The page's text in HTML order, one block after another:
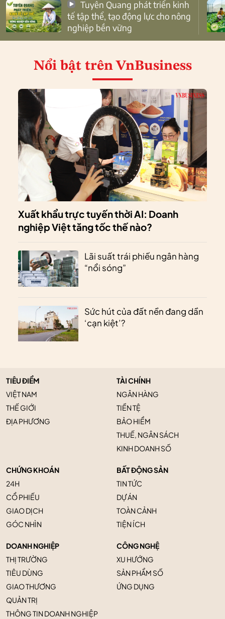
tế tập thể, tạo động lực cho nông
nghiệp bền vững
Nổi bật trên VnBusiness
Xuất khẩu trực tuyến thời AI: Doanh
nghiệp Việt tăng tốc thế nào?
Lãi suất trái phiếu ngân hàng
“nổi sóng”
Sức hút của đất nền đang dần
‘cạn kiệt’?
TIÊU ĐIỂM
VIỆT NAM
THẾ GIỚI
ĐỊA PHƯƠNG
TÀI CHÍNH
NGÂN HÀNG
TIỀN TỆ
BẢO HIỂM
THUẾ, NGÂN SÁCH
KINH DOANH SỐ
CHỨNG KHOÁN
24H
CỔ PHIẾU
GIAO DỊCH
GÓC NHÌN
BẤT ĐỘNG SẢN
TIN TỨC
DỰ ÁN
TOÀN CẢNH
TIỆN ÍCH
DOANH NGHIỆP
THỊ TRƯỜNG
TIÊU DÙNG
GIAO THƯƠNG
QUẢN TRỊ
THÔNG TIN DOANH NGHIỆP
CÔNG NGHỆ
XU HƯỚNG
SẢN PHẨM SỐ
ỨNG DỤNG